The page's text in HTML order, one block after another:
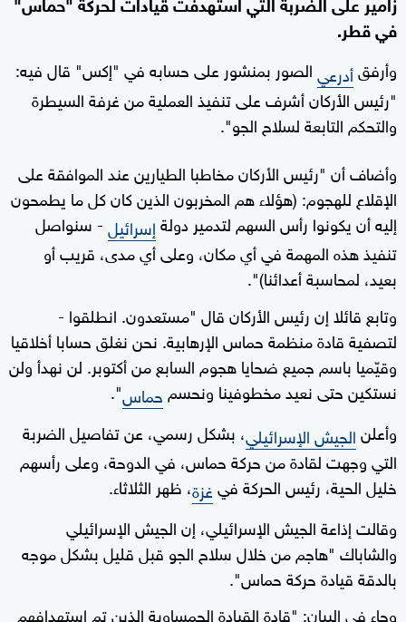
في قطر.
وأرفقأدرعيالصور بمنشور على حسابه في "إكس" قال فيه:
"رئيس الأركان أشرف على تنفيذ العملية من غرفة السيطرة
والتحكم التابعة لسلاح الجو".
وأضاف أن "رئيس الأركان مخاطبا الطيارين عند الموافقة على
الإقلاع للهجوم: (هؤلاء هم المخربون الذين كان كل ما يطمحون
إليه أن يكونوا رأس السهم لتدمير دولةإسرائيل- سنواصل
تنفيذ هذه المهمة في أي مكان، وعلى أي مدى، قريب أو
بعيد، لمحاسبة أعدائنا)".
وتابع قائلا إن رئيس الأركان قال "مستعدون. انطلقوا -
لتصفية قادة منظمة حماس الإرهابية. نحن نغلق حسابا أخلاقيا
وقيّميا باسم جميع ضحايا هجوم السابع من أكتوبر. لن نهدأ ولن
نستكين حتى نعيد مخطوفينا ونحسم حماس".
وأعلنالجيش الإسرائيلي، بشكل رسمي، عن تفاصيل الضربة
التي وجهت لقادة من حركة حماس، في الدوحة، وعلى رأسهم
خليل الحية، رئيس الحركة فيغزة، ظهر الثلاثاء.
وقالت إذاعة الجيش الإسرائيلي، إن الجيش الإسرائيلي
والشاباك "هاجم من خلال سلاح الجو قبل قليل بشكل موجه
بالدقة قيادة حركة حماس".
وجاء في البيان: "قادة القيادة الحمساوية الذين تم استهدافهم